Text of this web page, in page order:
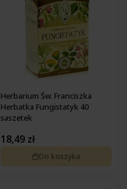
Herbarium Św. Franciszka
Herbatka Fungistatyk 40
saszetek
18,49 zł
Do koszyka